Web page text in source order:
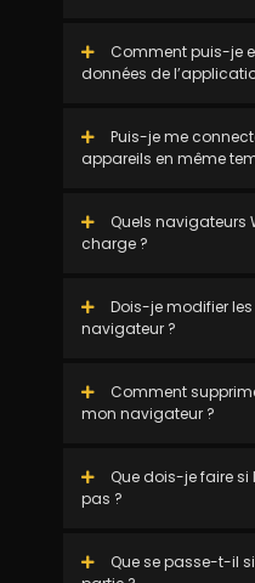
Comment puis-je
données de
Puis-je me
appareils en même
Quels navigateurs
charge ?
Dois-je modifier
navigateur ?
Comment
mon navigateur ?
Que dois-je faire si
pas ?
Que se passe-t-il